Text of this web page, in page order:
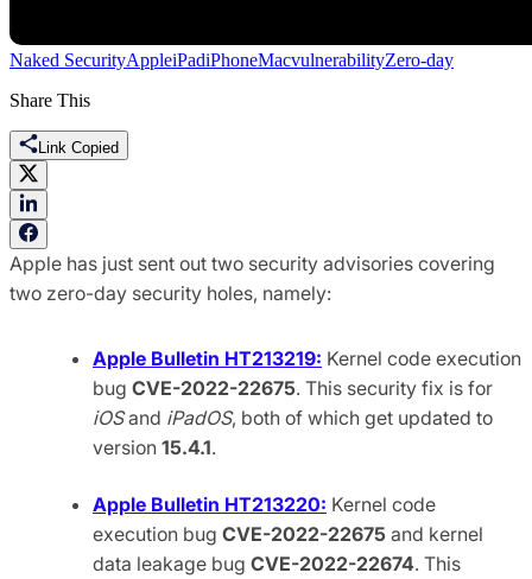
Naked SecurityAppleiPadiPhoneMacvulnerabilityZero-day
Share This
Link Copied
Apple has just sent out two security advisories covering
two zero-day security holes, namely:
Apple Bulletin HT213219: Kernel code execution
bug CVE-2022-22675. This security fix is for
iOSand iPadOS, both of which get updated to
version 15.4.1.
Apple Bulletin HT213220: Kernel code
execution bug CVE-2022-22675 and kernel
data leakage bug CVE-2022-22674. This